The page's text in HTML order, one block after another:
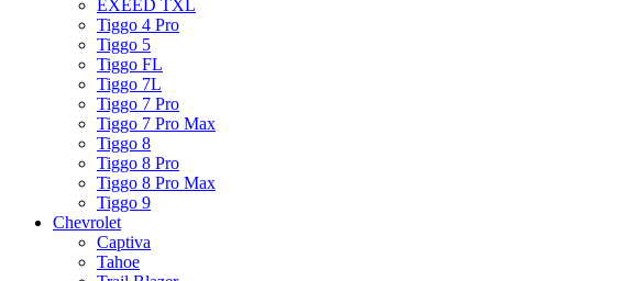
EXEED TXL
Tiggo 4 Pro
Tiggo 5
Tiggo FL
Tiggo 7L
Tiggo 7 Pro
Tiggo 7 Pro Max
Tiggo 8
Tiggo 8 Pro
Tiggo 8 Pro Max
Tiggo 9
Chevrolet
Captiva
Tahoe